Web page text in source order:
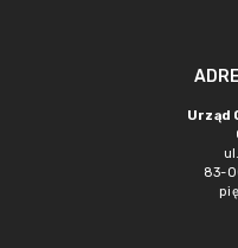
Urząd
83-